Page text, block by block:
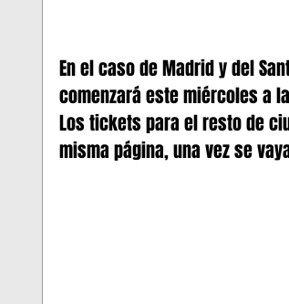
En el caso de Madrid y del
comenzará este miércoles a
Los tickets para el resto de
misma página, una vez se